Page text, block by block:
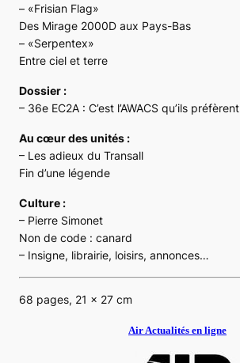
– «Frisian Flag»
Des Mirage 2000D aux Pays-Bas
– «Serpentex»
Entre ciel et terre
Dossier :
– 36e EC2A : C’est l’AWACS qu’ils préfèrent
Au cœur des unités :
– Les adieux du Transall
Fin d’une légende
Culture :
– Pierre Simonet
Non de code : canard
– Insigne, librairie, loisirs, annonces…
68 pages, 21 x 27 cm
Air Actualités en ligne